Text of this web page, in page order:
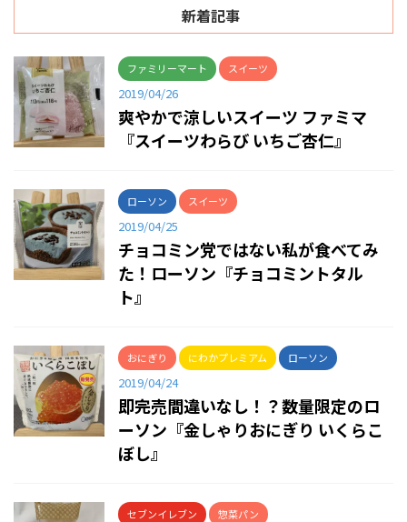
新着記事
ファミリーマート スイーツ
2019/04/26
爽やかで涼しいスイーツ ファミマ
『スイーツわらび いちご杏仁』
ローソン スイーツ
2019/04/25
チョコミン党ではない私が食べてみ
た！ローソン『チョコミントタル
ト』
おにぎり にわかプレミアム ローソン
2019/04/24
即完売間違いなし！？数量限定のロ
ーソン『金しゃりおにぎり いくらこ
ぼし』
セブンイレブン 惣菜パン